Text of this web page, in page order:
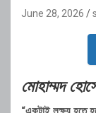
June 28, 2026
মোহাম্মদ